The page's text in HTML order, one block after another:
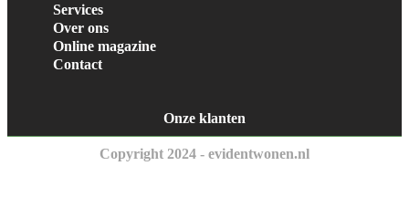
Services
Over ons
Online magazine
Contact
Onze klanten
Copyright 2024 - evidentwonen.nl